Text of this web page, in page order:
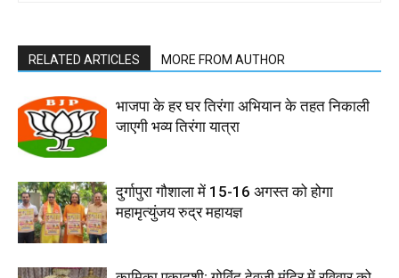
RELATED ARTICLES MORE FROM AUTHOR
भाजपा के हर घर तिरंगा अभियान के तहत निकाली
जाएगी भव्य तिरंगा यात्रा
दुर्गापुरा गौशाला में 15-16 अगस्त को होगा
महामृत्युंजय रुद्र महायज्ञ